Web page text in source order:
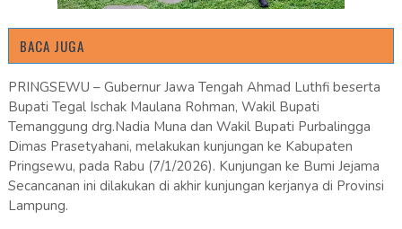
BACA JUGA
PRINGSEWU – Gubernur Jawa Tengah Ahmad Luthfi beserta
Bupati Tegal Ischak Maulana Rohman, Wakil Bupati
Temanggung drg.Nadia Muna dan Wakil Bupati Purbalingga
Dimas Prasetyahani, melakukan kunjungan ke Kabupaten
Pringsewu, pada Rabu (7/1/2026). Kunjungan ke Bumi Jejama
Secancanan ini dilakukan di akhir kunjungan kerjanya di Provinsi
Lampung.